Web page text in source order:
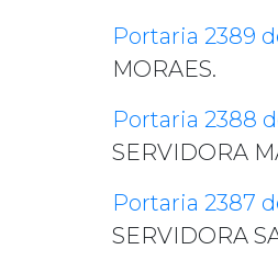
Portaria 2389
MORAES.
Portaria 2388
SERVIDORA
Portaria 2387
SERVIDORA